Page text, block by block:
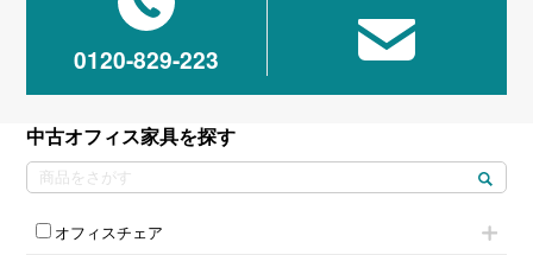
0120-829-223
中古オフィス家具を探す
オフィスチェア